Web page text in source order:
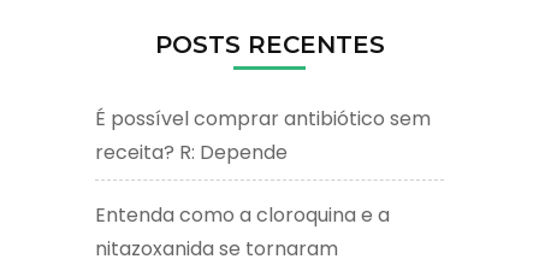
POSTS RECENTES
É possível comprar antibiótico sem
receita? R: Depende
Entenda como a cloroquina e a
nitazoxanida se tornaram